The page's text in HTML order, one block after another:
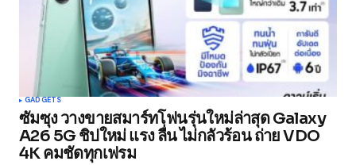
GADGETS
ซัมซุง วางขายสมาร์ทโฟนรุ่นใหม่ล่าสุด Galaxy
A26 5G ชิปใหม่ แรง ลื่น ไม่กลัวร้อน ถ่าย VDO
4K คมชัดทุกเฟรม